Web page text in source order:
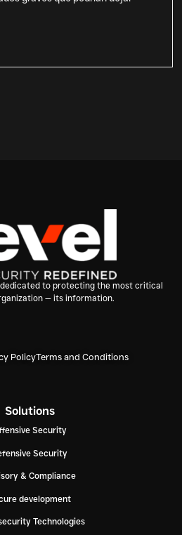
to protecting the most critical
— its information.
PolicyTerms and Conditions
Solutions
Security
Security
& Compliance
development
Technologies